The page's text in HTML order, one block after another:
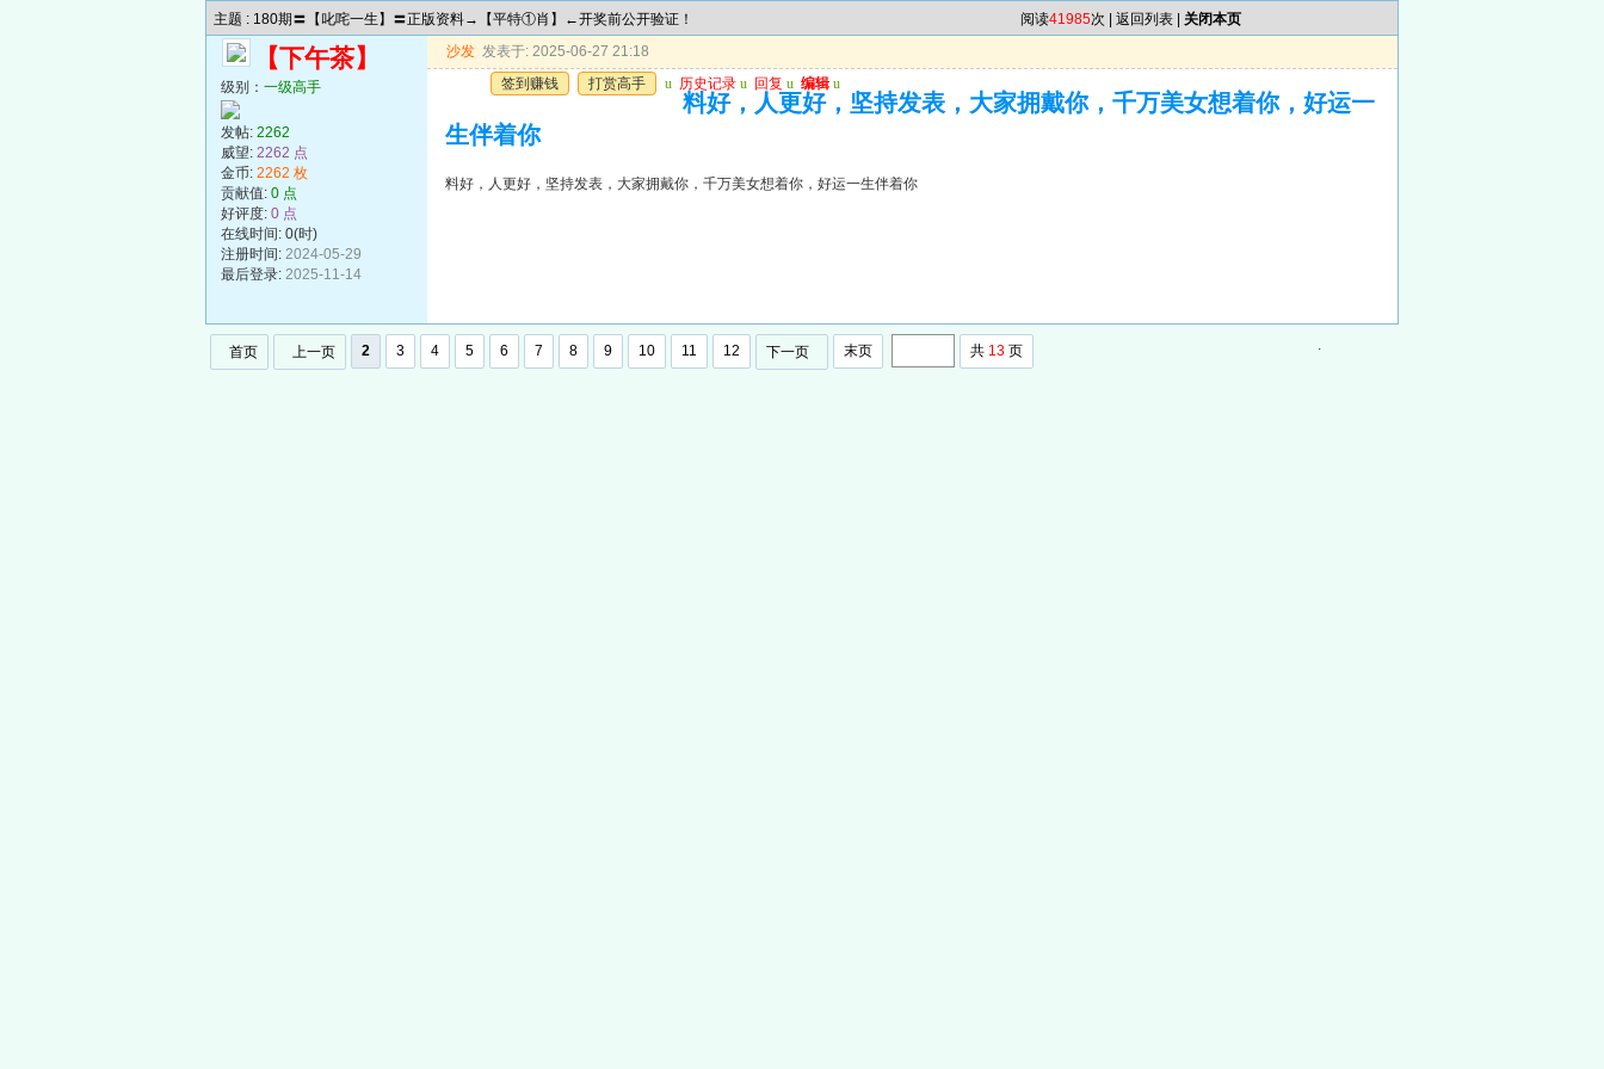
主题 : 180期〓【叱咤一生】〓正版资料→【平特①肖】←开奖前公开验证！ 阅读41985次 | 返回列表 关闭本页
【下午茶】
级别： 一级高手
发帖: 2262
威望: 2262 点
金币: 2262 枚
贡献值: 0 点
好评度: 0 点
在线时间: 0(时)
注册时间: 2024-05-29
最后登录: 2025-11-14
沙发 发表于: 2025-06-27 21:18
签到赚钱
打赏高手 u 历史记录 u 回复 u 编辑 u
料好，人更好，坚持发表，大家拥戴你，千万美女想着你，好运一
生伴着你
料好，人更好，坚持发表，大家拥戴你，千万美女想着你，好运一生伴着你
首页 上一页 2 3 4 5 6 7 8 9 10 11 12 下一页 末页 共 13 页 .